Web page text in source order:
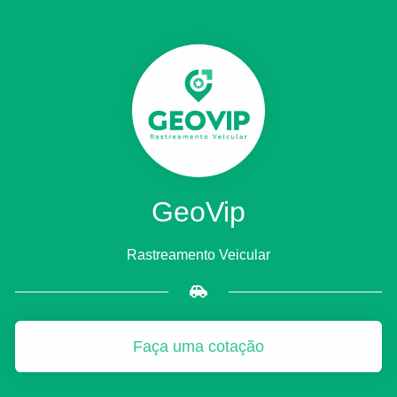
GeoVip
Rastreamento Veicular
Faça uma cotação